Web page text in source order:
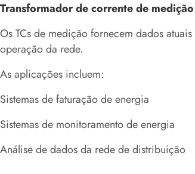
Transformador de corrente de medição
Os TCs de medição fornecem dados
operação da rede.
As aplicações incluem:
Sistemas de faturação de energia
Sistemas de monitoramento de energia
Análise de dados da rede de distribuição